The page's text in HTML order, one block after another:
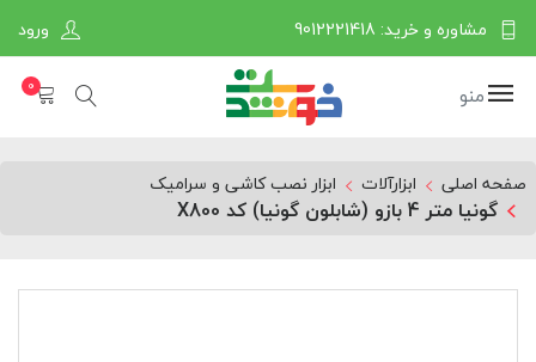
مشاوره و خرید: 9012221418 ورود
منو 0
صفحه اصلی ابزارآلات ابزار نصب کاشی و سرامیک
گونیا متر 4 بازو (شابلون گونیا) کد X800